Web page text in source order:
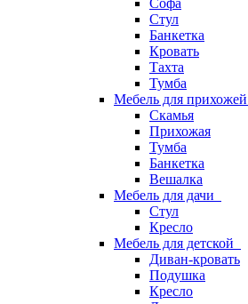
Софа
Стул
Банкетка
Кровать
Тахта
Тумба
Мебель для прихожей
Скамья
Прихожая
Тумба
Банкетка
Вешалка
Мебель для дачи
Стул
Кресло
Мебель для детской
Диван-кровать
Подушка
Кресло